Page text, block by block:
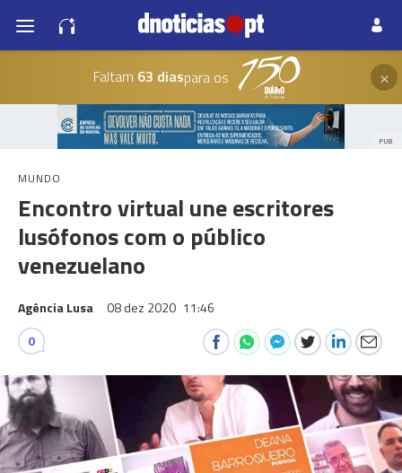
Faltam 63 diaspara os ×
PUB
MUNDO
Encontro virtual une escritores
lusófonos com o público
venezuelano
Agência Lusa 08 dez 2020 11:46
0